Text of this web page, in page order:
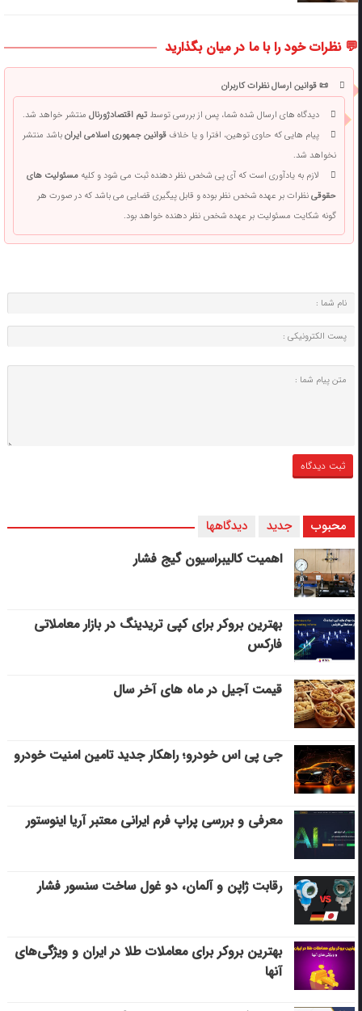
💬 نظرات خود را با ما در میان بگذارید
📜 قوانین ارسال نظرات کاربران
دیدگاه های ارسال شده شما، پس از بررسی توسطتیم اقتصادژورنالمنتشر خواهد شد.
پیام هایی که حاوی توهین، افترا و یا خلافقوانین جمهوری اسلامی ایرانباشد منتشر
نخواهد شد.
لازم به یادآوری است که آی پی شخص نظر دهنده ثبت می شود و کلیهمسئولیت های
حقوقینظرات بر عهده شخص نظر بوده و قابل پیگیری قضایی می باشد که در صورت هر
گونه شکایت مسئولیت بر عهده شخص نظر دهنده خواهد بود.
محبوب جدید دیدگاهها
اهمیت کالیبراسیون گیج فشار
بهترین بروکر برای کپی‌ تریدینگ در بازار معاملاتی
فارکس
قیمت آجیل در ماه های آخر سال
جی پی اس خودرو؛ راهکار جدید تامین امنیت خودرو
معرفی و بررسی پراپ فرم ایرانی معتبر آریا اینوستور
رقابت ژاپن و آلمان، دو غول ساخت سنسور فشار
بهترین بروکر برای معاملات طلا در ایران و ویژگی‌های
آنها